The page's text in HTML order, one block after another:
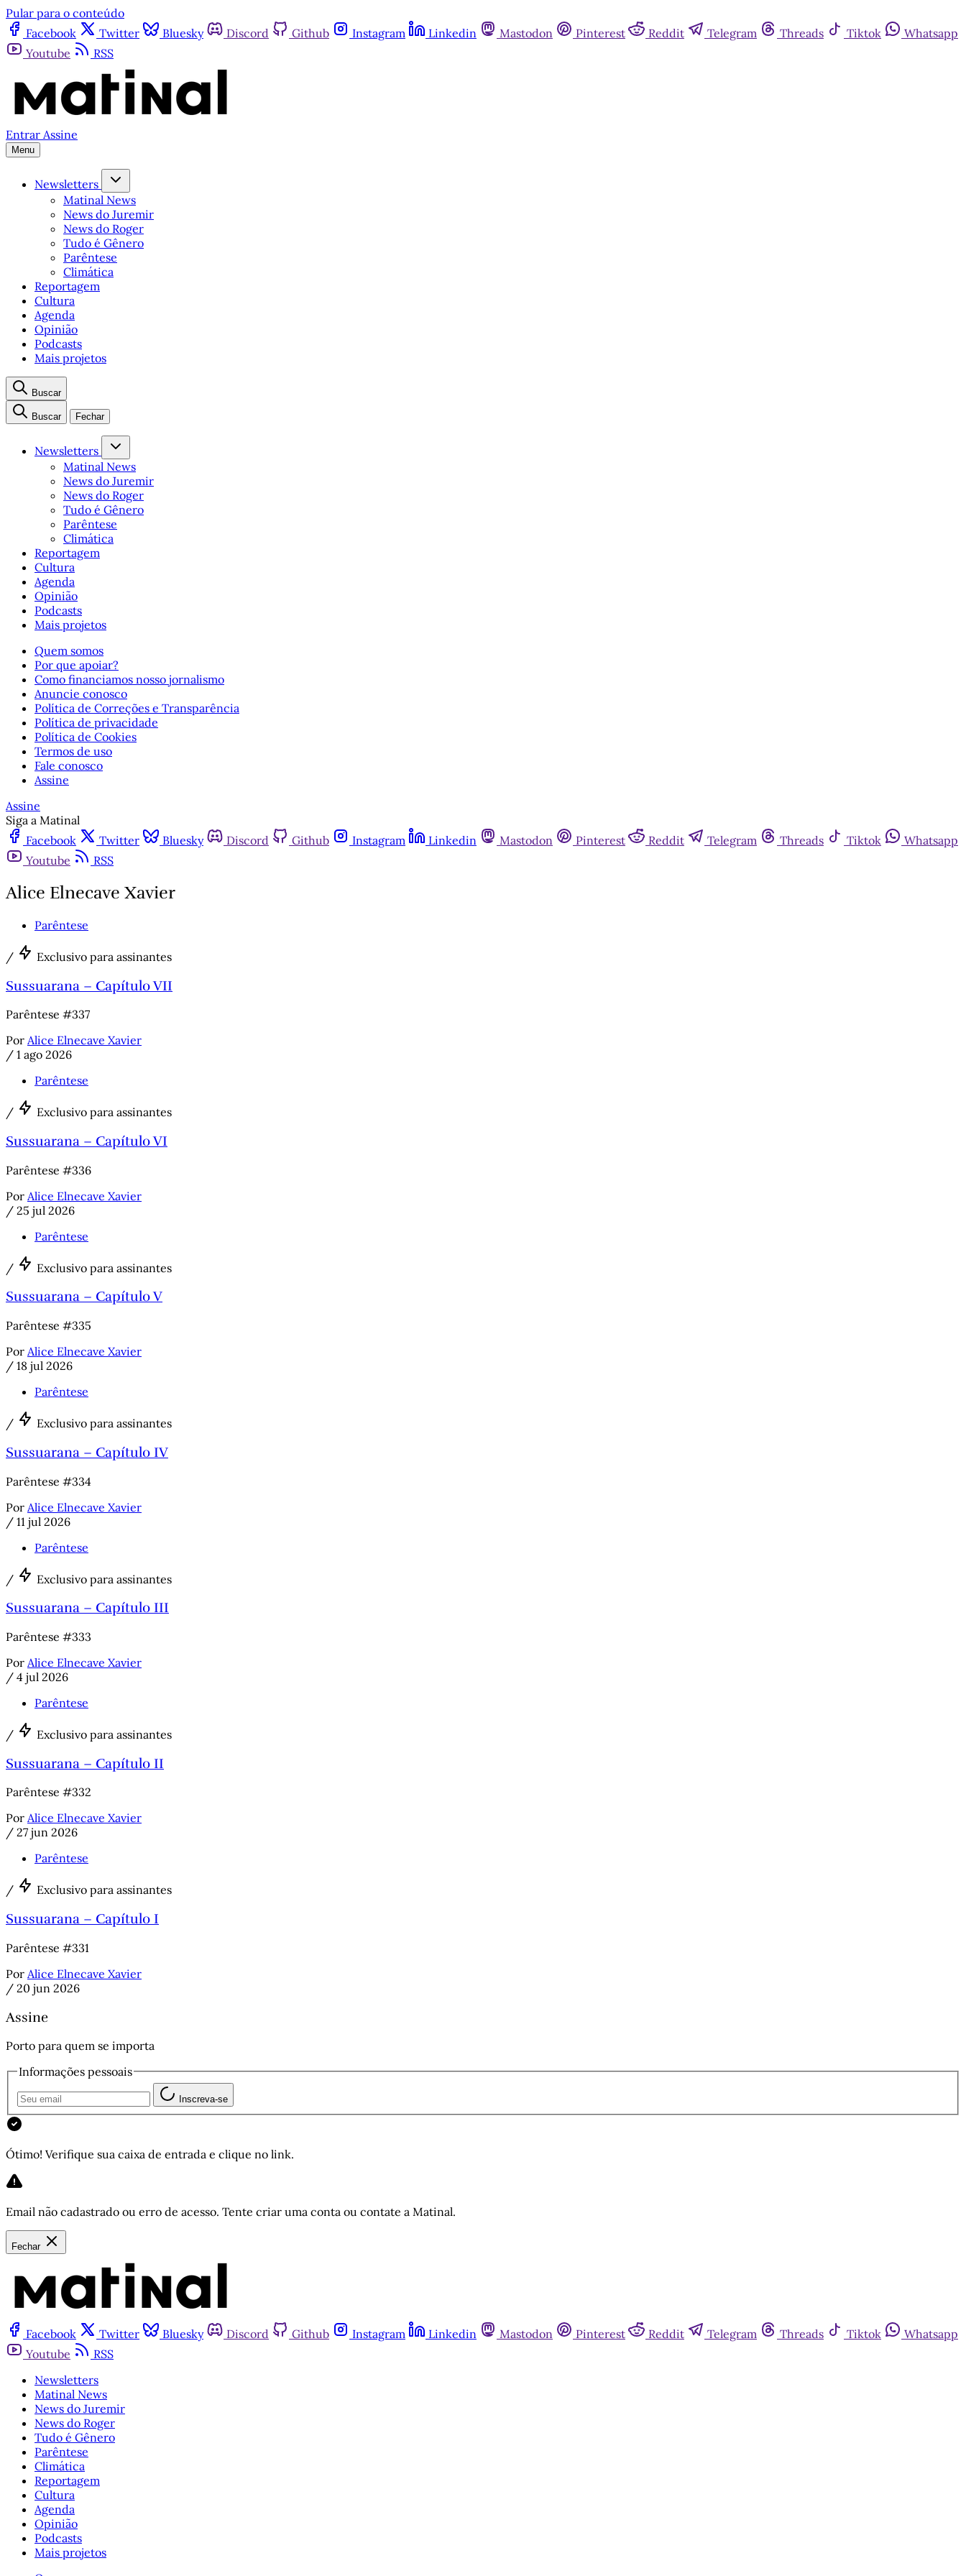
Pular para o conteúdo
Facebook
Twitter Bluesky Discord Github Instagram Linkedin Mastodon Pinterest Reddit Telegram Threads Tiktok
Whatsapp
Youtube
RSS
Entrar Assine
Menu
Newsletters
Matinal News
News do Juremir
News do Roger
Tudo é Gênero
Parêntese
Climática
Reportagem
Cultura
Agenda
Opinião
Podcasts
Mais projetos
Buscar
Buscar Fechar
Newsletters
Matinal News
News do Juremir
News do Roger
Tudo é Gênero
Parêntese
Climática
Reportagem
Cultura
Agenda
Opinião
Podcasts
Mais projetos
Quem somos
Por que apoiar?
Como financiamos nosso jornalismo
Anuncie conosco
Política de Correções e Transparência
Política de privacidade
Política de Cookies
Termos de uso
Fale conosco
Assine
Assine
Siga a Matinal
Facebook
Twitter Bluesky Discord Github Instagram Linkedin Mastodon Pinterest Reddit Telegram Threads Tiktok
Whatsapp
Youtube
RSS
Alice Elnecave Xavier
Parêntese
/ Exclusivo para assinantes
Sussuarana – Capítulo VII
Parêntese #337
Por Alice Elnecave Xavier
/ 1 ago 2026
Parêntese
/ Exclusivo para assinantes
Sussuarana – Capítulo VI
Parêntese #336
Por Alice Elnecave Xavier
/ 25 jul 2026
Parêntese
/ Exclusivo para assinantes
Sussuarana – Capítulo V
Parêntese #335
Por Alice Elnecave Xavier
/ 18 jul 2026
Parêntese
/ Exclusivo para assinantes
Sussuarana – Capítulo IV
Parêntese #334
Por Alice Elnecave Xavier
/ 11 jul 2026
Parêntese
/ Exclusivo para assinantes
Sussuarana – Capítulo III
Parêntese #333
Por Alice Elnecave Xavier
/ 4 jul 2026
Parêntese
/ Exclusivo para assinantes
Sussuarana – Capítulo II
Parêntese #332
Por Alice Elnecave Xavier
/ 27 jun 2026
Parêntese
/ Exclusivo para assinantes
Sussuarana – Capítulo I
Parêntese #331
Por Alice Elnecave Xavier
/ 20 jun 2026
Assine
Porto para quem se importa
Informações pessoais
Inscreva-se
Ótimo! Verifique sua caixa de entrada e clique no link.
Email não cadastrado ou erro de acesso. Tente criar uma conta ou contate a Matinal.
Fechar
Facebook Twitter Bluesky Discord Github Instagram Linkedin Mastodon Pinterest Reddit Telegram Threads Tiktok
Whatsapp
Youtube
RSS
Newsletters
Matinal News
News do Juremir
News do Roger
Tudo é Gênero
Parêntese
Climática
Reportagem
Cultura
Agenda
Opinião
Podcasts
Mais projetos